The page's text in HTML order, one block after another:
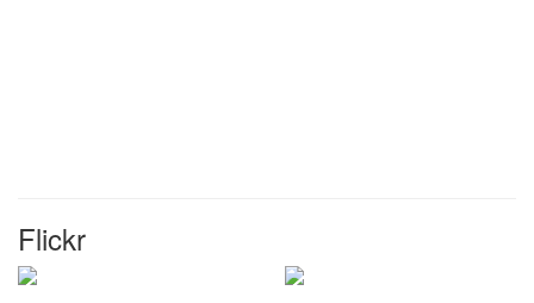
Flickr